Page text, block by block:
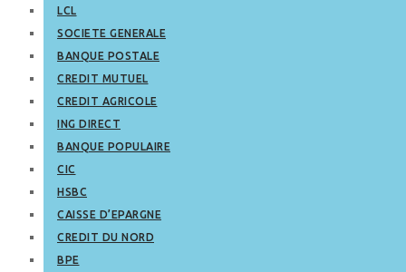
LCL
SOCIETE GENERALE
BANQUE POSTALE
CREDIT MUTUEL
CREDIT AGRICOLE
ING DIRECT
BANQUE POPULAIRE
CIC
HSBC
CAISSE D’EPARGNE
CREDIT DU NORD
BPE